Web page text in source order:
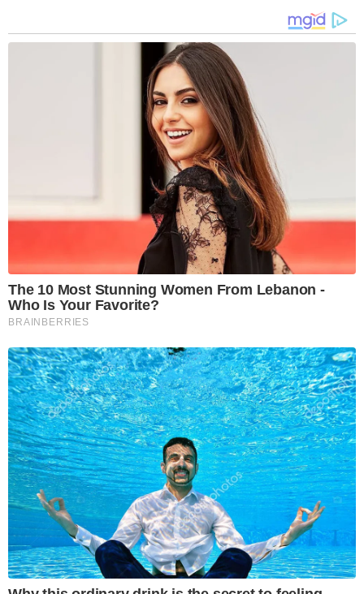
The 10 Most Stunning Women From Lebanon -
Who Is Your Favorite?
BRAINBERRIES